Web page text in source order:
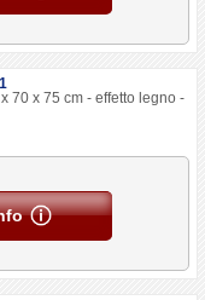
70 x 75 cm - effetto legno -